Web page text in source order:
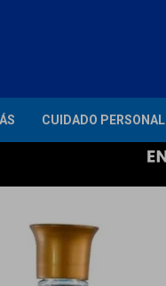
CUIDADO PERSONAL